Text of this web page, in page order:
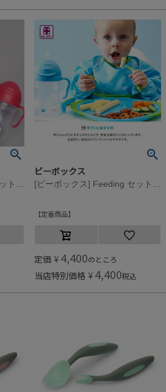
[ビーボックス] Feeding セット ストロベリーシェイク
ビーボックス
[ビーボックス] Feeding セット オーシャンブリーズ
定番商品
定価 ¥ 4,400のところ
当店特別価格 ¥ 4,400税込